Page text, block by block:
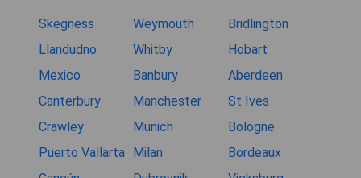
Skegness Weymouth
Bridlington
Llandudno
Whitby
Hobart
Mexico
Banbury
Aberdeen
Canterbury
Manchester
St Ives
Crawley
Munich
Bologne
Puerto Vallarta Milan
Bordeaux